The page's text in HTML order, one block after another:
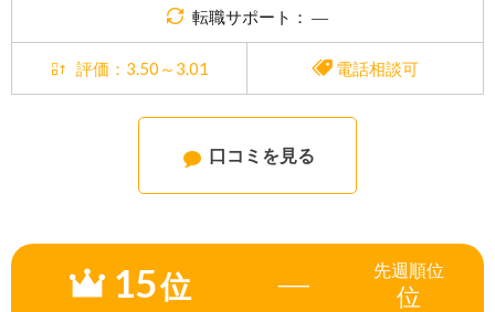
転職サポート： ―
評価：3.50～3.01 電話相談可
口コミを見る
15位 ― 先週順位
位